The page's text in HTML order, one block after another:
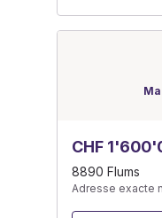
CHF
8890 Flums
Adresse exacte